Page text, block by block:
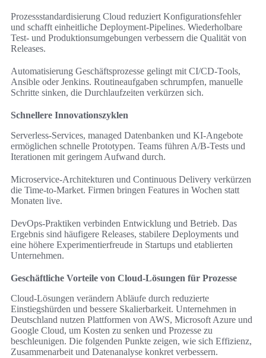
Prozessstandardisierung Cloud reduziert Konfigurationsfehler
und schafft einheitliche Deployment-Pipelines. Wiederholbare
Test- und Produktionsumgebungen verbessern die Qualität von
Releases.
Automatisierung Geschäftsprozesse gelingt mit CI/CD-Tools,
Ansible oder Jenkins. Routineaufgaben schrumpfen, manuelle
Schritte sinken, die Durchlaufzeiten verkürzen sich.
Schnellere Innovationszyklen
Serverless-Services, managed Datenbanken und KI-Angebote
ermöglichen schnelle Prototypen. Teams führen A/B-Tests und
Iterationen mit geringem Aufwand durch.
Microservice-Architekturen und Continuous Delivery verkürzen
die Time-to-Market. Firmen bringen Features in Wochen statt
Monaten live.
DevOps-Praktiken verbinden Entwicklung und Betrieb. Das
Ergebnis sind häufigere Releases, stabilere Deployments und
eine höhere Experimentierfreude in Startups und etablierten
Unternehmen.
Geschäftliche Vorteile von Cloud-Lösungen für Prozesse
Cloud-Lösungen verändern Abläufe durch reduzierte
Einstiegshürden und bessere Skalierbarkeit. Unternehmen in
Deutschland nutzen Plattformen von AWS, Microsoft Azure und
Google Cloud, um Kosten zu senken und Prozesse zu
beschleunigen. Die folgenden Punkte zeigen, wie sich Effizienz,
Zusammenarbeit und Datenanalyse konkret verbessern.